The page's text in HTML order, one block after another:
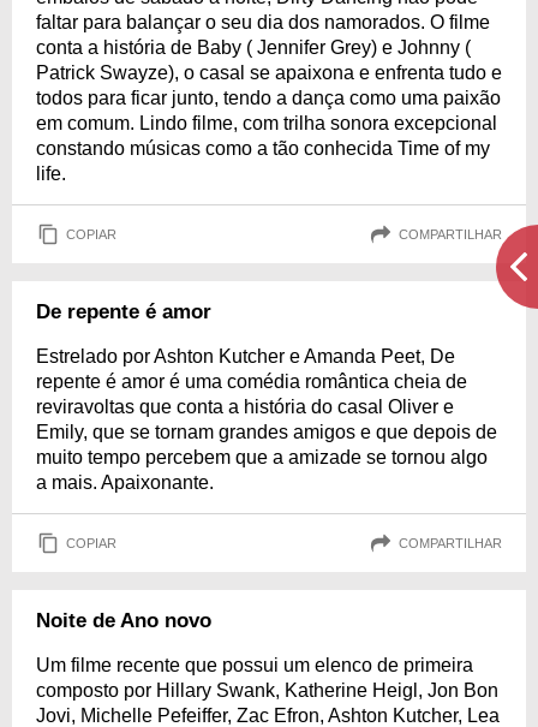
faltar para balançar o seu dia dos namorados. O filme
conta a história de Baby ( Jennifer Grey) e Johnny (
Patrick Swayze), o casal se apaixona e enfrenta tudo e
todos para ficar junto, tendo a dança como uma paixão
em comum. Lindo filme, com trilha sonora excepcional
constando músicas como a tão conhecida Time of my
life.
COPIAR COMPARTILHAR
De repente é amor
Estrelado por Ashton Kutcher e Amanda Peet, De
repente é amor é uma comédia romântica cheia de
reviravoltas que conta a história do casal Oliver e
Emily, que se tornam grandes amigos e que depois de
muito tempo percebem que a amizade se tornou algo
a mais. Apaixonante.
COPIAR COMPARTILHAR
Noite de Ano novo
Um filme recente que possui um elenco de primeira
composto por Hillary Swank, Katherine Heigl, Jon Bon
Jovi, Michelle Pefeiffer, Zac Efron, Ashton Kutcher, Lea